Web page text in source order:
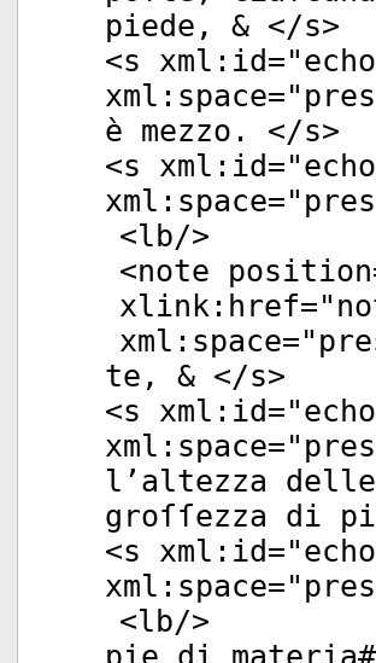
piede, & </s>
<s xml:id="
xml:space="
è mezzo. </s>
<s xml:id="
xml:space="
<lb/>
<note position
xlink:href="
xml:space="
te, & </s>
<s xml:id="
xml:space="
l’altezza
groſſezza di
<s xml:id="
xml:space="
<lb/>